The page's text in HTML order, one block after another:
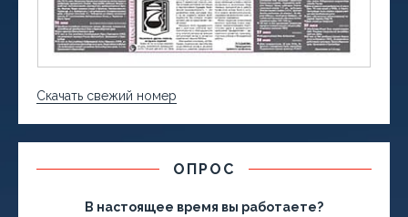
Скачать свежий номер
ОПРОС
В настоящее время вы работаете?